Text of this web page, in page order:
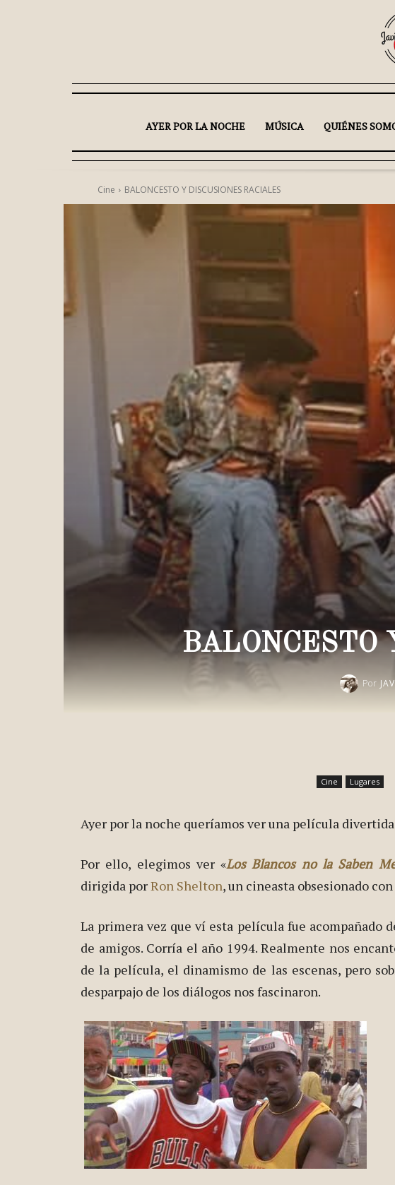
AYER POR LA NOCHE MÚSICA QUIÉNES
Cine BALONCESTO Y DISCUSIONES RACIALES
BALONCESTO
Por
Cine Lugares
Ayer por la noche queríamos ver una película
Por ello, elegimos ver «Los Blancos no la Saben
dirigida porRon Shelton, un cineasta obsesionado
La primera vez que ví esta película fue acompañado
de amigos. Corría el año 1994. Realmente nos
de la película, el dinamismo de las escenas, pero
desparpajo de los diálogos nos fascinaron.